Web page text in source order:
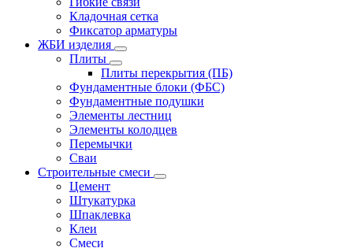
Кладочная сетка
Фиксатор арматуры
ЖБИ изделия
Плиты
Плиты перекрытия (ПБ)
Фундаментные блоки (ФБС)
Фундаментные подушки
Элементы лестниц
Элементы колодцев
Перемычки
Сваи
Строительные смеси
Цемент
Штукатурка
Шпаклевка
Клеи
Смеси